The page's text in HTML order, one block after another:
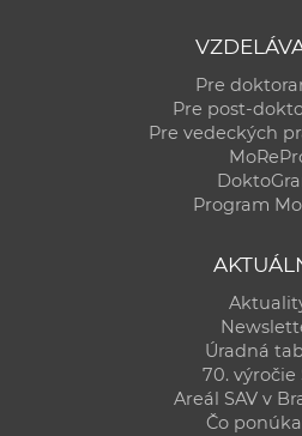
Pre
Pre post-
Pre vedeckých
Program
Úradná
70. výročie
Areál SAV v
Čo